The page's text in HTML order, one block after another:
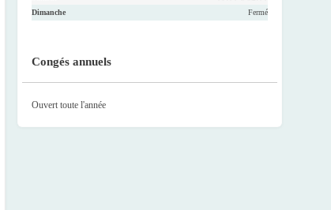
Dimanche Fermé
Congés annuels
Ouvert toute l'année